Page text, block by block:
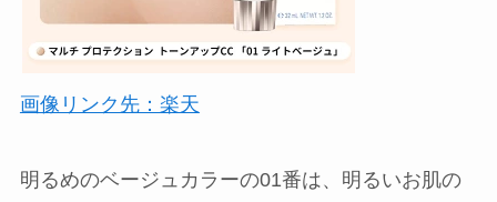
画像リンク先：楽天
明るめのベージュカラーの01番は、明るいお肌の